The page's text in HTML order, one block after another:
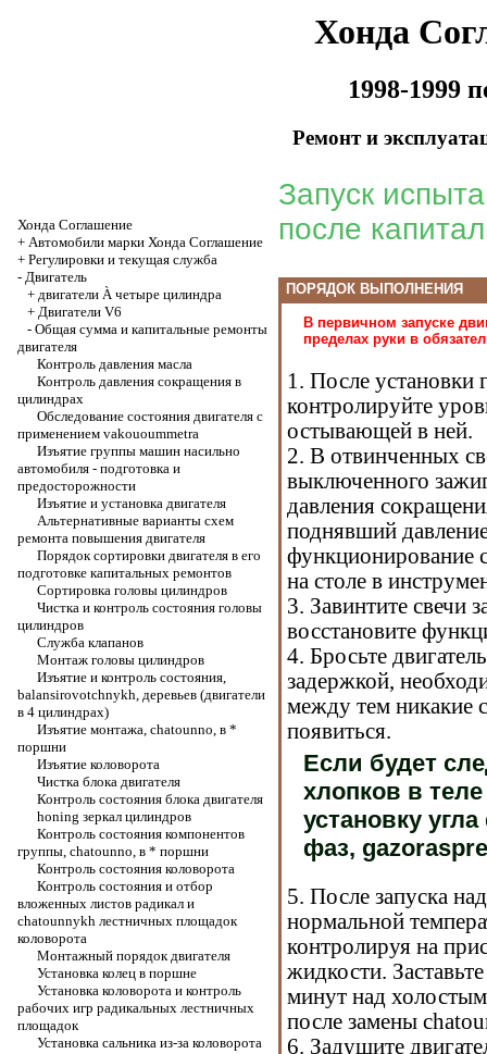
Хонда
1998-1999
Ремонт и
Хонда Соглашение
+ Автомобили марки Хонда Соглашение
+ Регулировки и текущая служба
- Двигатель
+ двигатели À четыре цилиндра
+ Двигатели V6
- Общая сумма и капитальные ремонты
двигателя
Контроль давления масла
Контроль давления сокращения в
цилиндрах
Обследование состояния двигателя с
применением vakouoummetra
Изъятие группы машин насильно
автомобиля - подготовка и
предосторожности
Изъятие и установка двигателя
Альтернативные варианты схем
ремонта повышения двигателя
Порядок сортировки двигателя в его
подготовке капитальных ремонтов
Сортировка головы цилиндров
Чистка и контроль состояния головы
цилиндров
Служба клапанов
Монтаж головы цилиндров
Изъятие и контроль состояния,
balansirovotchnykh, деревьев (двигатели
в 4 цилиндрах)
Изъятие монтажа, chatounno, в *
поршни
Изъятие коловорота
Чистка блока двигателя
Контроль состояния блока двигателя
honing зеркал цилиндров
Контроль состояния компонентов
группы, chatounno, в * поршни
Контроль состояния коловорота
Контроль состояния и отбор
вложенных листов радикал и
chatounnykh лестничных площадок
коловорота
Монтажный порядок двигателя
Установка колец в поршне
Установка коловорота и контроль
рабочих игр радикальных лестничных
площадок
Установка сальника из-за коловорота
Запуск
после
ПОРЯДОК ВЫПОЛНЕНИЯ
В первичном запуске
пределах руки в
1. После установки
контролируйте
остывающей в ней.
2. В отвинченных
выключенного
давления
поднявший
функционирование
на столе в
3. Завинтите свечи
восстановите
4. Бросьте
задержкой,
между тем никакие
появиться.
Если будет
хлопков в
установку
фаз,
5. После запуска
нормальной
контролируя на
жидкости.
минут над
после замены
6. Задушите